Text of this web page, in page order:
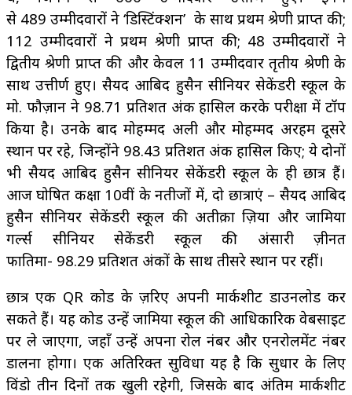
से 489 उम्मीदवारों ने ‘डिस्टिंक्शन’ के साथ प्रथम श्रेणी प्राप्त की;
112 उम्मीदवारों ने प्रथम श्रेणी प्राप्त की; 48 उम्मीदवारों ने
द्वितीय श्रेणी प्राप्त की और केवल 11 उम्मीदवार तृतीय श्रेणी के
साथ उत्तीर्ण हुए। सैयद आबिद हुसैन सीनियर सेकेंडरी स्कूल के
मो. फौज़ान ने 98.71 प्रतिशत अंक हासिल करके परीक्षा में टॉप
किया है। उनके बाद मोहम्मद अली और मोहम्मद अरहम दूसरे
स्थान पर रहे, जिन्होंने 98.43 प्रतिशत अंक हासिल किए; ये दोनों
भी सैयद आबिद हुसैन सीनियर सेकेंडरी स्कूल के ही छात्र हैं।
आज घोषित कक्षा 10वीं के नतीजों में, दो छात्राएं – सैयद आबिद
हुसैन सीनियर सेकेंडरी स्कूल की अतीक़ा ज़िया और जामिया
गर्ल्स सीनियर सेकेंडरी स्कूल की अंसारी ज़ीनत
फातिमा- 98.29 प्रतिशत अंकों के साथ तीसरे स्थान पर रहीं।
छात्र एक QR कोड के ज़रिए अपनी मार्कशीट डाउनलोड कर
सकते हैं। यह कोड उन्हें जामिया स्कूल की आधिकारिक वेबसाइट
पर ले जाएगा, जहाँ उन्हें अपना रोल नंबर और एनरोलमेंट नंबर
डालना होगा। एक अतिरिक्त सुविधा यह है कि सुधार के लिए
विंडो तीन दिनों तक खुली रहेगी, जिसके बाद अंतिम मार्कशीट